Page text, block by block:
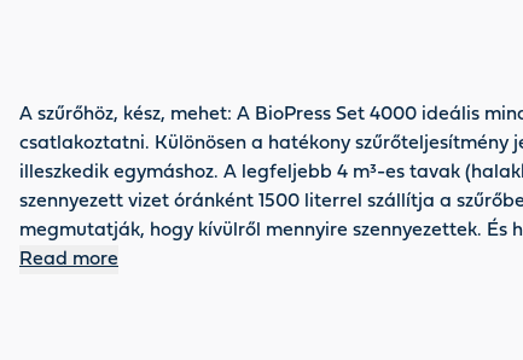
A szűrőhöz, kész, mehet: A BioPress Set 4000 ideális
csatlakoztatni. Különösen a hatékony szűrőteljesítmény
illeszkedik egymáshoz. A legfeljebb 4 m³-es tavak
szennyezett vizet óránként 1500 literrel szállítja a
megmutatják, hogy kívülről mennyire szennyezettek. És
garanciát kap.
Read more